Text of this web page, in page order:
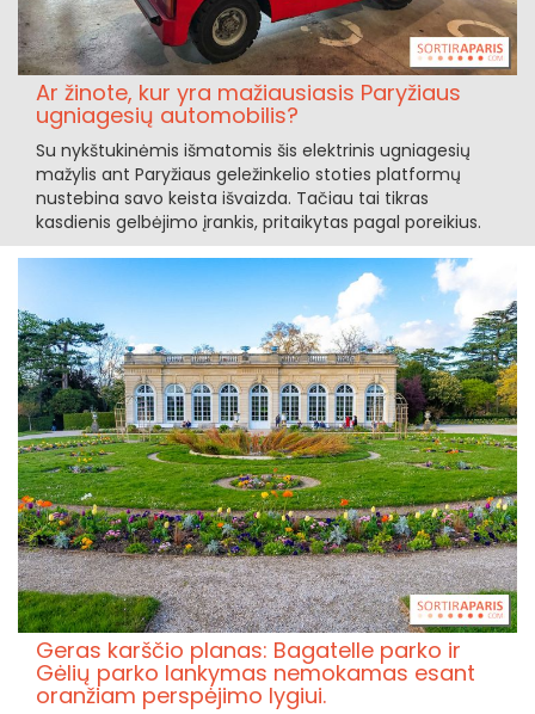
Ar žinote, kur yra mažiausiasis Paryžiaus
ugniagesių automobilis?
Su nykštukinėmis išmatomis šis elektrinis ugniagesių
mažylis ant Paryžiaus geležinkelio stoties platformų
nustebina savo keista išvaizda. Tačiau tai tikras
kasdienis gelbėjimo įrankis, pritaikytas pagal poreikius.
Geras karščio planas: Bagatelle parko ir
Gėlių parko lankymas nemokamas esant
oranžiam perspėjimo lygiui.